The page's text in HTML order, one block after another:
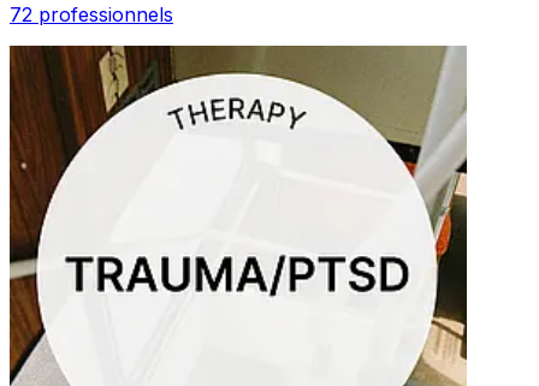
72 professionnels